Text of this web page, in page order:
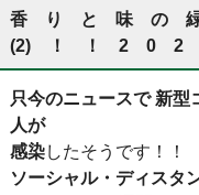
香 り と 味 の
(2) ！ ！ 2 0 2
只今のニュースで 新
人が
感染したそうです！！
ソーシャル・ディスタ